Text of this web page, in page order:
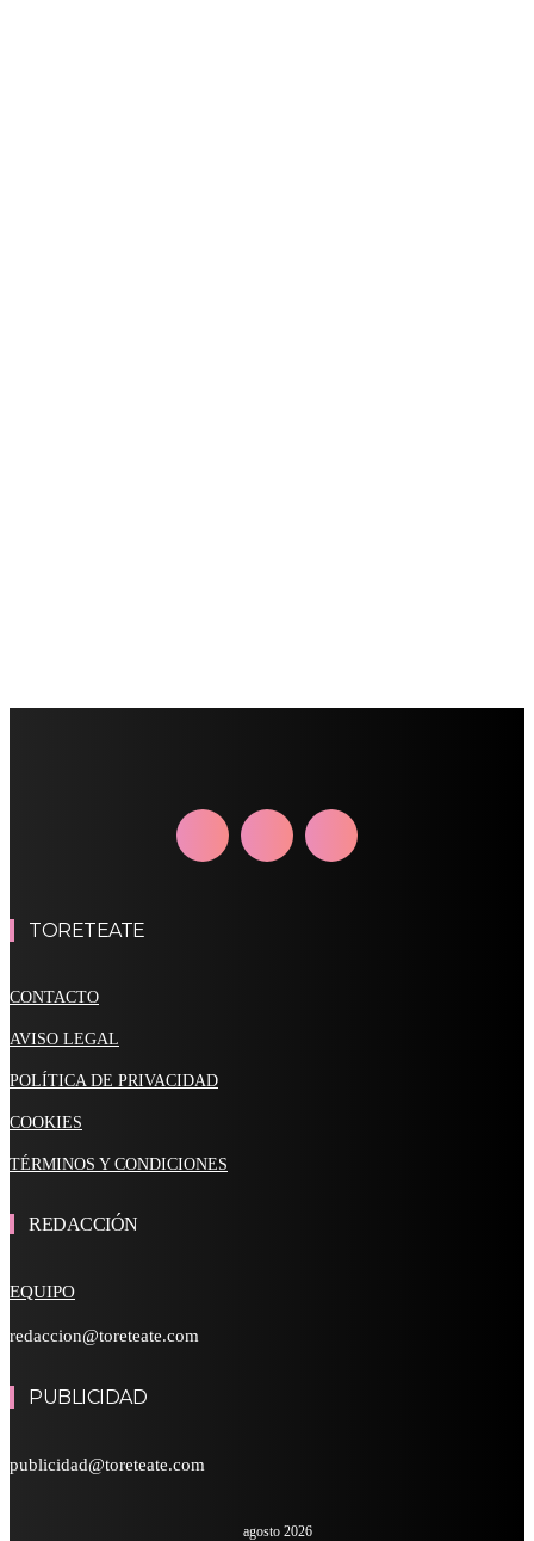
TORETEATE
CONTACTO
AVISO LEGAL
POLÍTICA DE PRIVACIDAD
COOKIES
TÉRMINOS Y CONDICIONES
REDACCIÓN
EQUIPO
redaccion@toreteate.com
PUBLICIDAD
publicidad@toreteate.com
agosto 2026